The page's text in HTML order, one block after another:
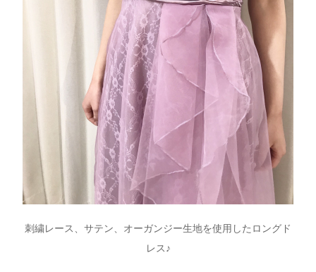
刺繍レース、サテン、オーガンジー生地を使用したロングド
レス♪